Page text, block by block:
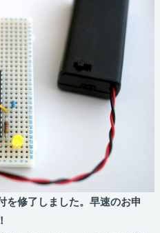
を修了しました。早速のお申